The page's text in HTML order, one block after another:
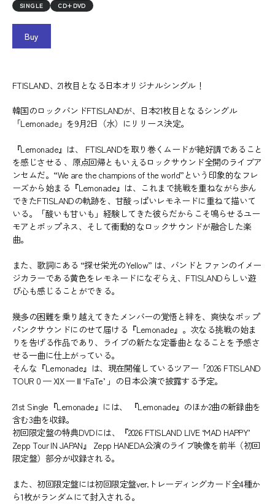
SINGLE CD+DVD
Buy
FTISLAND、21枚目となる日本オリジナルシングル！
韓国のロックバンドFTISLANDが、日本21枚目となるシングル
「Lemonade」を9月2日（水）にリリース決定。
『Lemonade』は、 FTISLANDを取り巻くムードが絶好調であること
を感じさせる 、原点回帰ともいえるロックサウンド全開のライブア
ンセムだ。“We are the champions of the world”という印象的なフレ
ーズから始まる『Lemonade』は、これまで挑戦を重ねながら歩ん
できたFTISLANDの軌跡を、甘酸っぱいレモネードに重ねて描いて
いる。「酸いも甘いも」経験してきた彼らだからこそ鳴らせるユー
モアとポップネス、そして衝動的なロックサウンドが融合した楽
曲。
また、歌詞にある “探せ栄光のYellow” は、バンドとファンのイメー
ジカラーである黄色をレモネードになぞらえ、FTISLANDらしい遊
び心も感じることができる。
幾多の困難を乗り越えてきたメンバーの覚悟と絆を、爽快なポップ
パンクサウンドにのせて届ける『Lemonade』。次なる挑戦の始ま
りを告げる作品であり、ライブの新たな定番曲となることを予感さ
せる一曲に仕上がっている。
そんな『Lemonade』は、現在開催しているツアー「2026 FTISLAND
TOUR 0 — XIX — III ‘FaTe’ 」の日本公演で披露する予定。
21st Single『Lemonade』には、 『Lemonade』のほか2曲の新録曲を
含む3曲を収録。
初回限定盤の特典DVDには、『2026 FTISLAND LIVE ‘MAD HAPPY’
Zepp Tour IN JAPAN』 Zepp HANEDA公演のライブ映像を前半（初回
限定盤）部分が収録される。
また、初回限定盤には初回限定盤ver.トレーディングカード全4種か
ら1枚がランダムにて封入される。